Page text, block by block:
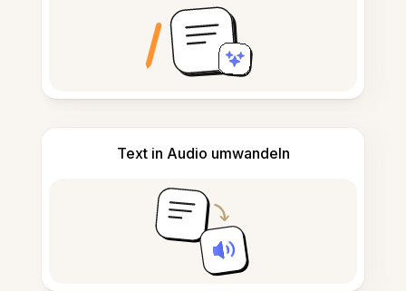
Text in Audio umwandeln